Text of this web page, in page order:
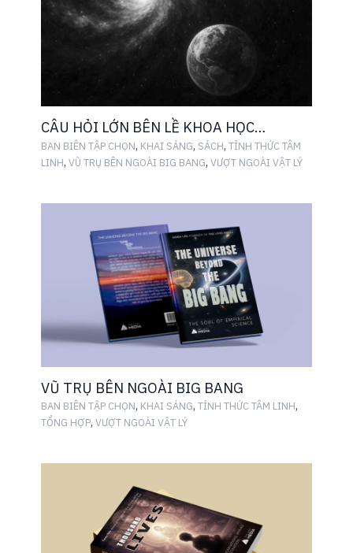
CÂU HỎI LỚN BÊN LỀ KHOA HỌC…
BAN BIÊN TẬP CHỌN, KHAI SÁNG, SÁCH, TỈNH THỨC TÂM
LINH, VŨ TRỤ BÊN NGOÀI BIG BANG, VƯỢT NGOÀI VẬT LÝ
VŨ TRỤ BÊN NGOÀI BIG BANG
BAN BIÊN TẬP CHỌN, KHAI SÁNG, TỈNH THỨC TÂM LINH,
TỔNG HỢP, VƯỢT NGOÀI VẬT LÝ